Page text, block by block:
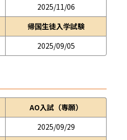
2025/11/06
帰国生徒入学試験
2025/09/05
AO入試（専願）
2025/09/29